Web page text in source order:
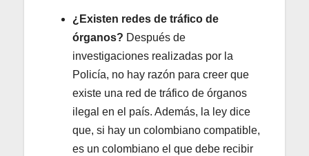
¿Existen redes de tráfico de
órganos? Después de
investigaciones realizadas por la
Policía, no hay razón para creer que
existe una red de tráfico de órganos
ilegal en el país. Además, la ley dice
que, si hay un colombiano compatible,
es un colombiano el que debe recibir